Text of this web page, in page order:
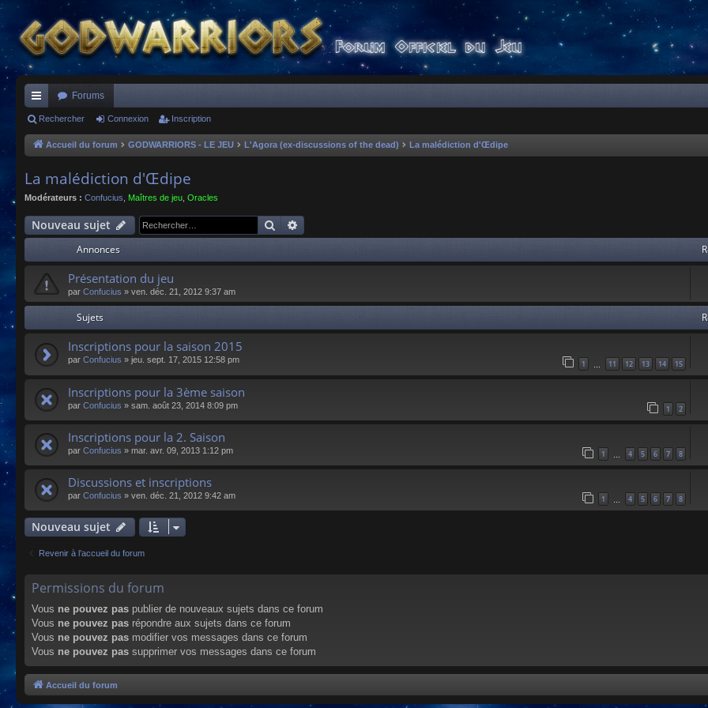
ac
co
s
Forums
Rechercher Connexion Inscription
Accueil du forum GODWARRIORS - LE JEU L'Agora (ex-discussions of the dead) La malédiction d'Œdipe
La malédiction d'Œdipe
Modérateurs : Confucius Maîtres de jeu Oracles
Nouveau sujet Rechercher
Annonces
Présentation du jeu
par Confucius » ven. déc. 21, 2012 9:37 am
Sujets
Inscriptions pour la saison 2015
par Confucius » jeu. sept. 17, 2015 12:58 pm 1 11 12 13 14 15
Inscriptions pour la 3ème saison
par Confucius » sam. août 23, 2014 8:09 pm 1 2
Inscriptions pour la 2. Saison
par Confucius » mar. avr. 09, 2013 1:12 pm 1 4 5 6 7 8
Discussions et inscriptions
par Confucius » ven. déc. 21, 2012 9:42 am 1 4 5 6 7 8
Nouveau sujet
Revenir à l’accueil du forum
Permissions du forum
Vous ne pouvez pas publier de nouveaux sujets dans ce forum
Vous ne pouvez pas répondre aux sujets dans ce forum
Vous ne pouvez pas modifier vos messages dans ce forum
Vous ne pouvez pas supprimer vos messages dans ce forum
Accueil du forum